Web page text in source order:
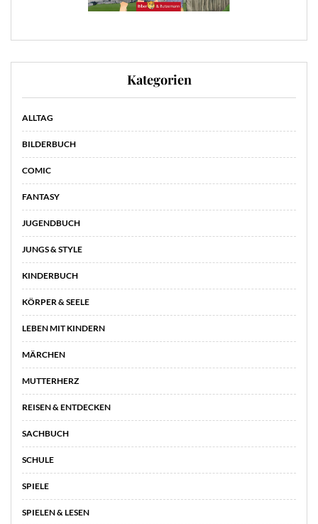
Kategorien
ALLTAG
BILDERBUCH
COMIC
FANTASY
JUGENDBUCH
JUNGS & STYLE
KINDERBUCH
KÖRPER & SEELE
LEBEN MIT KINDERN
MÄRCHEN
MUTTERHERZ
REISEN & ENTDECKEN
SACHBUCH
SCHULE
SPIELE
SPIELEN & LESEN